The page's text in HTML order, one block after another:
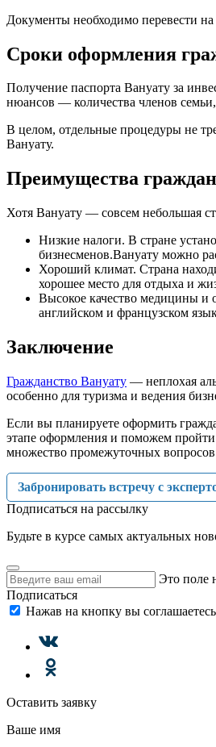
Документы необходимо перевести
Сроки оформления
Получение паспорта Вануату за
нюансов — количества членов
В целом, отдельные процедуры не
Вануату.
Преимущества
Хотя Вануату — совсем небольшая
Низкие налоги. В стране
бизнесменов.Вануату можно
Хороший климат. Страна
хорошее место для отдыха и
Высокое качество медицины и
английском и французском
Заключение
Гражданство Вануату — неплохая
особенно для туризма и ведения
Если вы планируете оформить
этапе оформления и поможем
множество промежуточных вопросов
Забронировать встречу с
Подписаться на рассылку
Будьте в курсе самых актуальных
Это поле
Подписаться
Нажав на кнопку вы
Оставить заявку
Ваше имя